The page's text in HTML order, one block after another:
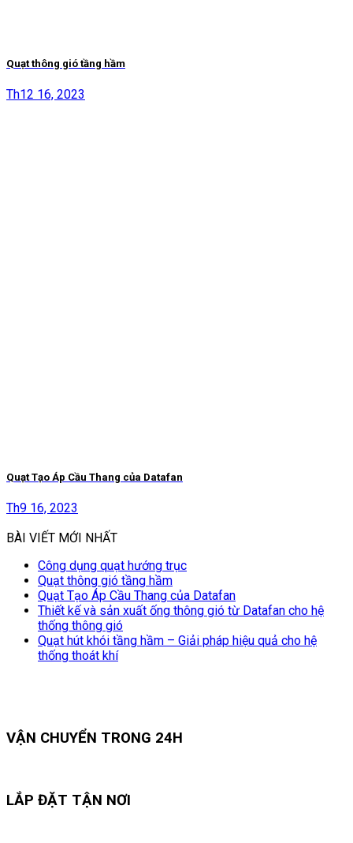
Quạt thông gió tầng hầm
Th12 16, 2023
Quạt Tạo Áp Cầu Thang của Datafan
Th9 16, 2023
BÀI VIẾT MỚI NHẤT
Công dụng quạt hướng trục
Quạt thông gió tầng hầm
Quạt Tạo Áp Cầu Thang của Datafan
Thiết kế và sản xuất ống thông gió từ Datafan cho hệ
thống thông gió
Quạt hút khói tầng hầm – Giải pháp hiệu quả cho hệ
thống thoát khí
VẬN CHUYỂN TRONG 24H
LẮP ĐẶT TẬN NƠI